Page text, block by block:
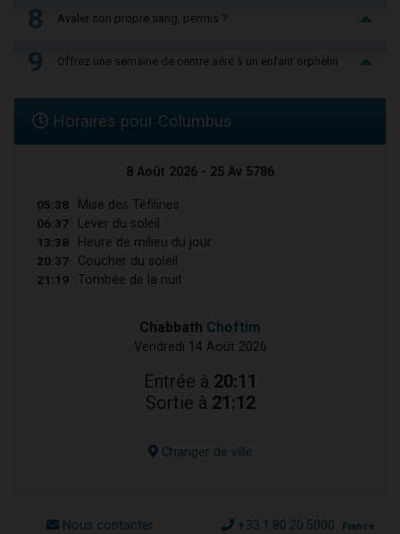
8 Avaler son propre sang, permis ?
9 Offrez une semaine de centre aéré à un enfant orphelin
Horaires pour Columbus
8 Août 2026 - 25 Av 5786
05:38 Mise des Téfilines
06:37 Lever du soleil
13:38 Heure de milieu du jour
20:37 Coucher du soleil
21:19 Tombée de la nuit
Chabbath Choftim
Vendredi 14 Août 2026
Entrée à 20:11
Sortie à 21:12
Changer de ville
Nous contacter +33.1.80.20.5000 France